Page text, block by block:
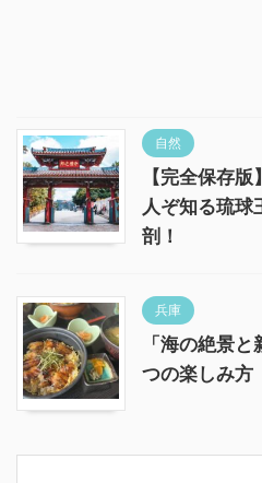
自然
【完全保存
人ぞ知る琉球
剖！
兵庫
「海の絶景
つの楽しみ方